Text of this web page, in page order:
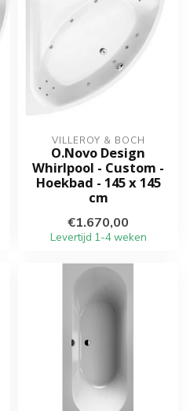
VILLEROY & BOCH
O.Novo Design
Whirlpool - Custom -
Hoekbad - 145 x 145
cm
€1.670,00
Levertijd 1-4 weken